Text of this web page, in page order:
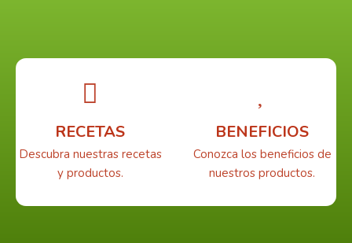
RECETAS
Descubra nuestras recetas
y productos.
BENEFICIOS
Conozca los beneficios de
nuestros productos.